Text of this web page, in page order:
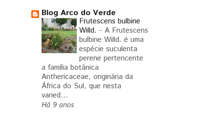
Blog Arco do Verde
Frutescens bulbine
Willd. - A Frutescens
bulbine Willd. é uma
espécie suculenta
perene pertencente
a família botânica
Anthericaceae, originária da
África do Sul, que nesta
varied...
Há 9 anos